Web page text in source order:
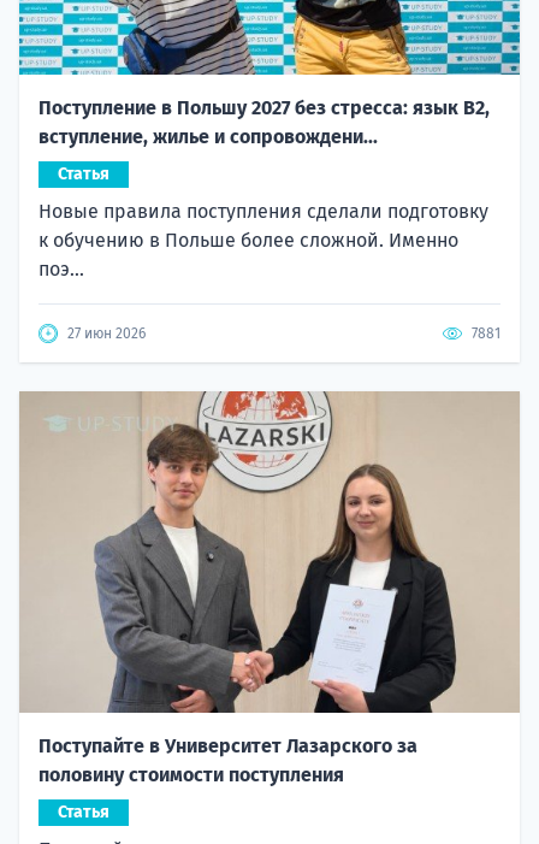
вступление, жилье и сопровождени...
Статья
Новые правила поступления сделали подготовку
к обучению в Польше более сложной. Именно
поэ...
половину стоимости поступления
Поступайте в один из ведущих университетов